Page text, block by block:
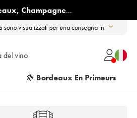
, Champagne...
sono visualizzati per una consegna in:
del vino
🍇 Bordeaux En Primeurs